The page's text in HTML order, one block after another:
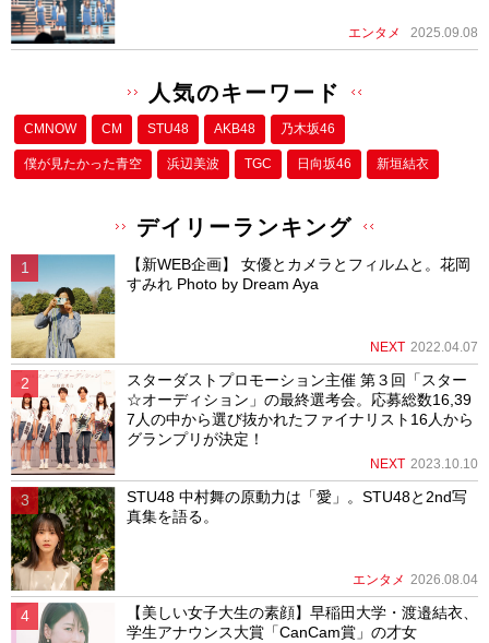
エンタメ 2025.09.08
人気のキーワード
CMNOW CM STU48 AKB48 乃木坂46
僕が⾒たかった⻘空 浜辺美波 TGC 日向坂46 新垣結衣
デイリーランキング
【新WEB企画】 女優とカメラとフィルムと。花岡
すみれ Photo by Dream Aya
NEXT 2022.04.07
スターダストプロモーション主催 第３回「スター
☆オーディション」の最終選考会。応募総数16,39
7人の中から選び抜かれたファイナリスト16人から
グランプリが決定！
NEXT 2023.10.10
STU48 中村舞の原動力は「愛」。STU48と2nd写
真集を語る。
エンタメ 2026.08.04
【美しい女子大生の素顔】早稲田大学・渡邉結衣、
学生アナウンス大賞「CanCam賞」の才女